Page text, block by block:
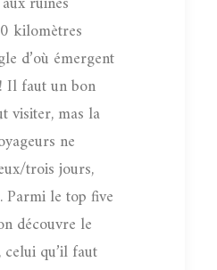
kilomètres
d’où émergent
Il faut un bon
visiter, mas la
ne
trois jours,
Parmi le top five
découvre le
qu’il faut